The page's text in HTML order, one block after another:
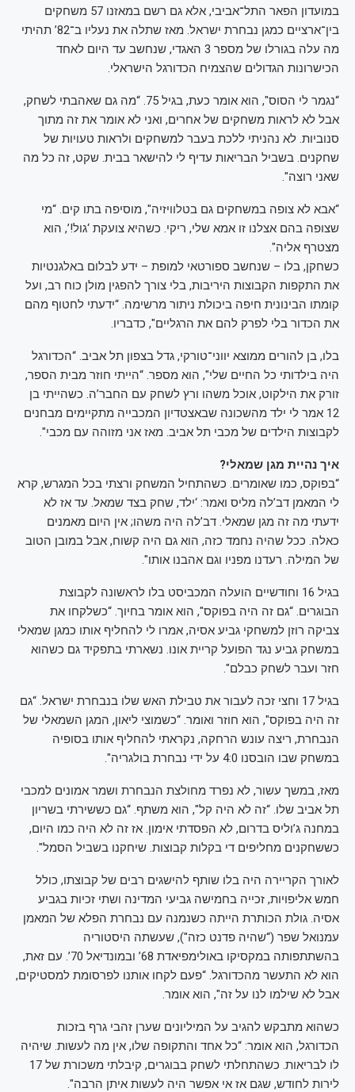
במועדון הפאר התל־אביבי, אלא גם רשם במאזנו 57 משחקים
בין־ארציים כמגן נבחרת ישראל. מאז שתלה את נעליו ב־82’ תהיתי
מה עלה בגורלו של מספר 3 האגדי, שנחשב עד היום לאחד
הכישרונות הגדולים שהצמיח הכדורגל הישראלי.
“נגמר לי הסוס", הוא אומר כעת, בגיל 75. “מה גם שאהבתי לשחק,
אבל לא לראות משחקים של אחרים, ואני לא אומר את זה מתוך
סנוביות. לא נהניתי ללכת בעבר למשחקים ולראות טעויות של
שחקנים. בשביל הבריאות עדיף לי להישאר בבית. שקט, זה כל מה
שאני רוצה".
“אבא לא צופה במשחקים גם בטלוויזיה", מוסיפה בתו קים. “מי
שצופה בהם אצלנו זו אמא שלי, ריקי. כשהיא צועקת ‘גול!’, הוא
מצטרף אליה".
כשחקן, בלו – שנחשב ספורטאי למופת – ידע לבלום באלגנטיות
את התקפות הקבוצות היריבות, בלי צורך להפגין מולן כוח רב, ועל
קומתו הבינונית חיפה ביכולת ניתור מרשימה. “ידעתי לחטוף מהם
את הכדור בלי לפרק להם את הרגליים", כדבריו.
בלו, בן להורים ממוצא יווני־טורקי, גדל בצפון תל אביב. “הכדורגל
היה בילדותי כל החיים שלי", הוא מספר. “הייתי חוזר מבית הספר,
זורק את הילקוט, אוכל משהו ורץ לשחק עם החבר’ה. כשהייתי בן
12 אמר לי ילד מהשכונה שבאצטדיון המכבייה מתקיימים מבחנים
לקבוצות הילדים של מכבי תל אביב. מאז אני מזוהה עם מכבי".
איך נהיית מגן שמאלי?
“בפוקס, כמו שאומרים. כשהתחיל המשחק ורצתי בכל המגרש, קרא
לי המאמן דב’לה מליס ואמר: ‘ילד, שחק בצד שמאל. עד אז לא
ידעתי מה זה מגן שמאלי. דב’לה היה משהו; אין היום מאמנים
כאלה. ככל שהיה נחמד כזה, הוא גם היה קשוח, אבל במובן הטוב
של המילה. רעדנו מפניו וגם אהבנו אותו".
בגיל 16 וחודשיים הועלה המכביסט בלו לראשונה לקבוצת
הבוגרים. “גם זה היה בפוקס", הוא אומר בחיוך. “כשלקחו את
צביקה רוזן למשחקי גביע אסיה, אמרו לי להחליף אותו כמגן שמאלי
במשחק גביע נגד הפועל קריית אונו. נשארתי בתפקיד גם כשהוא
חזר ועבר לשחק כבלם".
בגיל 17 וחצי זכה לעבור את טבילת האש שלו בנבחרת ישראל. “גם
זה היה בפוקס", הוא חוזר ואומר. “כשמוצי ליאון, המגן השמאלי של
הנבחרת, ריצה עונש הרחקה, נקראתי להחליף אותו בסופיה
במשחק שבו הובסנו 4:0 על ידי נבחרת בולגריה".
מאז, במשך עשור, לא נפרד מחולצת הנבחרת ושמר אמונים למכבי
תל אביב שלו. “זה לא היה קל", הוא משתף. “גם כששירתי בשריון
במחנה ג’וליס בדרום, לא הפסדתי אימון. אז זה לא היה כמו היום,
כששחקנים מחליפים די בקלות קבוצות. שיחקנו בשביל הסמל".
לאורך הקריירה היה בלו שותף להישגים רבים של קבוצתו, כולל
חמש אליפויות, זכייה בחמישה גביעי המדינה ושתי זכיות בגביע
אסיה. גולת הכותרת הייתה כשנמנה עם נבחרת הפלא של המאמן
עמנואל שפר (“שהיה פדנט כזה"), שעשתה היסטוריה
בהשתתפותה במקסיקו באולימפיאדת 68’ ובמונדיאל 70’. עם זאת,
הוא לא התעשר מהכדורגל. “פעם לקחו אותנו לפרסומת למסטיקים,
אבל לא שילמו לנו על זה", הוא אומר.
כשהוא מתבקש להגיב על המיליונים שערן זהבי גרף בזכות
הכדורגל, הוא אומר: “כל אחד והתקופה שלו, אין מה לעשות. שיהיה
לו לבריאות. כשהתחלתי לשחק בבוגרים, קיבלתי משכורת של 17
לירות לחודש, שגם אז אי אפשר היה לעשות איתן הרבה".